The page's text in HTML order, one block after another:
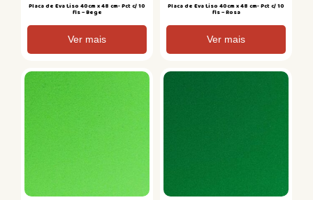
Placa de Eva Liso 40cm x 48 cm- Pct c/ 10
fls – Bege
Ver mais
Placa de Eva Liso 40cm x 48 cm- Pct c/ 10
fls – Rosa
Ver mais